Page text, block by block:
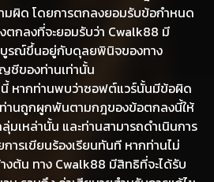
มผิด โดยการตกลงยอมรับข้อกำหนด
ตกลงที่จะยอมรับว่า Cwalk88 มี
รณ์ขึ้นอยู่กับดุลยพินิจของทาง
ชีของท่านเท่านั้น
นี้ หากท่านพบว่าซอฟต์แวร์นั้นมีข้อผิด
านถูกผูกพันตามกฎของข้อตกลงนี้ให้
มเหล่านั้น และท่านสามารถดำเนินการ
ารเขียนร้องเรียนทันที หากท่านไม่
ต้น ทาง Cwalk88 มีสิทธิที่จะได้รับ